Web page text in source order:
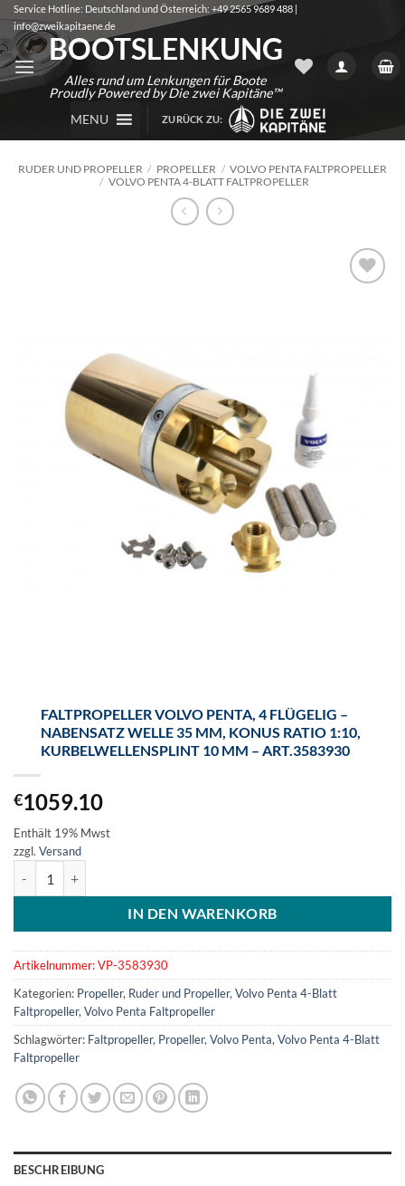
Zum
Inhalt
springen
Service Hotline: Deutschland und Österreich: +49 2565 9689 488 |
info@zweikapitaene.de
BOOTSLENKUNG
Alles rund um Lenkungen für Boote
Proudly Powered by Die zwei Kapitäne™
MENU
ZURÜCK ZU:
RUDER UND PROPELLER / PROPELLER / VOLVO PENTA FALTPROPELLER
/ VOLVO PENTA 4-BLATT FALTPROPELLER
FALTPROPELLER VOLVO PENTA, 4 FLÜGELIG –
NABENSATZ WELLE 35 MM, KONUS RATIO 1:10,
KURBELWELLENSPLINT 10 MM – ART.3583930
€1059.10
Enthält 19% Mwst
zzgl. Versand
IN DEN WARENKORB
Artikelnummer:VP-3583930
Kategorien: Propeller, Ruder und Propeller, Volvo Penta 4-Blatt
Faltpropeller, Volvo Penta Faltpropeller
Schlagwörter: Faltpropeller, Propeller, Volvo Penta, Volvo Penta 4-Blatt
Faltpropeller
BESCHREIBUNG